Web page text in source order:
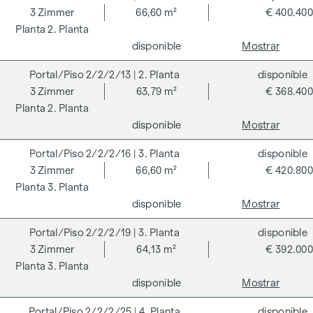
según los criterios del Consejo Alemán de Construcción
Sostenible (DGNB) y se está buscando una verificación de la
taxonomía de la UE. La creación de un espacio vital
sostenible y el bienestar de los futuros residentes son el
centro de los GRAND GARDENS. Las certificaciones
independientes hacen transparente una estrategia holística
de sostenibilidad. El comprador de un condominio
certificado por el DGNB (Consejo Alemán de Construcción
Sostenible) se beneficia de diversas ventajas que abarcan
aspectos ecológicos, económicos y socioculturales. En la
página siguiente encontrará algunas de las principales
ventajas.
COSTES ADICIONALES
En aras del buen orden, nos gustaría señalar que, a menos
que se indique lo contrario en la oferta, se deberá abonar
una comisión al finalizar con éxito la transacción según las
BGBI. 262 y 297/1996 - es decir, el 3% del precio de compra
2. Planta
3 Zimmer 66,60 m² € 400.400
disponible Mostrar
2/2/2/13 | 2. Planta
2. Planta
3 Zimmer 63,79 m² € 368.400
disponible
disponible
Mostrar
2/2/2/16 | 3. Planta
3. Planta
3 Zimmer 66,60 m² € 420.800
disponible
disponible
Mostrar
2/2/2/19 | 3. Planta
3. Planta
3 Zimmer 64,13 m² € 392.000
disponible
disponible
Mostrar